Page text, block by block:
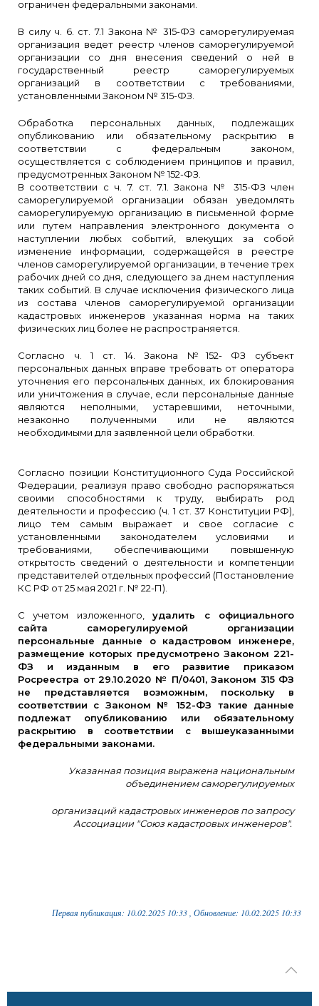
ограничен федеральными законами.
В силу ч. 6. ст. 7.1 Закона № 315-ФЗ саморегулируемая
организация ведет реестр членов саморегулируемой
организации со дня внесения сведений о ней в
государственный реестр саморегулируемых
организаций в соответствии с требованиями,
установленными Законом № 315-ФЗ.
Обработка персональных данных, подлежащих
опубликованию или обязательному раскрытию в
соответствии с федеральным законом,
осуществляется с соблюдением принципов и правил,
предусмотренных Законом № 152-ФЗ.
В соответствии с ч. 7. ст. 7.1. Закона № 315-ФЗ член
саморегулируемой организации обязан уведомлять
саморегулируемую организацию в письменной форме
или путем направления электронного документа о
наступлении любых событий, влекущих за собой
изменение информации, содержащейся в реестре
членов саморегулируемой организации, в течение трех
рабочих дней со дня, следующего за днем наступления
таких событий. В случае исключения физического лица
из состава членов саморегулируемой организации
кадастровых инженеров указанная норма на таких
физических лиц более не распространяется.
Согласно ч. 1 ст. 14. Закона №152- ФЗ субъект
персональных данных вправе требовать от оператора
уточнения его персональных данных, их блокирования
или уничтожения в случае, если персональные данные
являются неполными, устаревшими, неточными,
незаконно полученными или не являются
необходимыми для заявленной цели обработки.
Согласно позиции Конституционного Суда Российской
Федерации, реализуя право свободно распоряжаться
своими способностями к труду, выбирать род
деятельности и профессию (ч. 1 ст. 37 Конституции РФ),
лицо тем самым выражает и свое согласие с
установленными законодателем условиями и
требованиями, обеспечивающими повышенную
открытость сведений о деятельности и компетенции
представителей отдельных профессий (Постановление
КС РФ от 25 мая 2021 г. № 22-П).
С учетом изложенного,удалить с официального
сайта саморегулируемой организации
персональные данные о кадастровом инженере,
размещение которых предусмотрено Законом 221-
ФЗ и изданным в его развитие приказом
Росреестра от 29.10.2020 № П/0401, Законом 315 ФЗ
не представляется возможным, поскольку в
соответствии с Законом № 152-ФЗ такие данные
подлежат опубликованию или обязательному
раскрытию в соответствии с вышеуказанными
федеральными законами.
Указанная позиция выражена национальным
объединением саморегулируемых
организаций кадастровых инженеров по запросу
Ассоциации "Союз кадастровых инженеров".
Первая публикация: 10.02.2025 10:33 , Обновление: 10.02.2025 10:33